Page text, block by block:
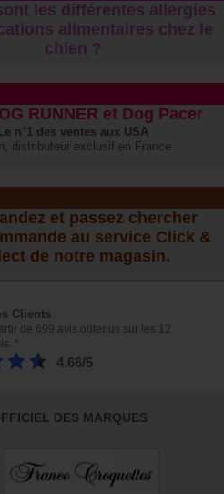
les différentes allergies
alimentaires chez le
chien ?
RUNNER et Dog Pacer
Le n°1 des ventes aux USA
distributeur exclusif en France
et passez chercher
au service Click &
de notre magasin.
Clients
de 699 avis obtenus sur les 12
*
4.66/5
DES MARQUES